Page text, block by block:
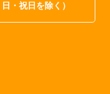
・祝日を除く）